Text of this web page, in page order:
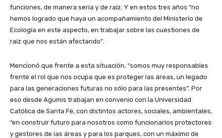
funciones, de manera seria y de raíz. Y en estos tres años “no
hemos logrado que haya un acompañamiento del Ministerio de
Ecología en este aspecto, en trabajar sobre las cuestiones de
raíz que nos están afectando”.
Mencionó que frente a esta situación, “somos muy responsables
frente el rol que nos ocupa que es proteger las áreas, un legado
para las generaciones futuras no sólo para las presentes”. Por
eso desde Agumis trabajan en convenio con la Universidad
Católica de Santa Fe, con distintos actores, sociales, ambientales,
“en construir futuro para nosotros como funcionarios protectores
y gestores de las áreas y para los parques, con un máximo de